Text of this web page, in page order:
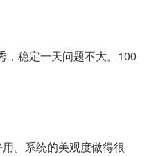
，稳定一天问题不大。100
。系统的美观度做得很